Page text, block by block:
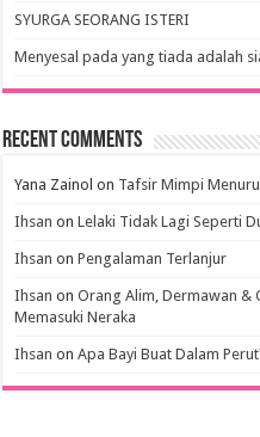
SYURGA SEORANG ISTERI
Menyesal pada yang tiada adalah
Recent Comments
Yana Zainol on Tafsir Mimpi
Ihsan onLelaki Tidak Lagi Seperti
Ihsan onPengalaman Terlanjur
Ihsan onOrang Alim, Dermawan &
Memasuki Neraka
Ihsan onApa Bayi Buat Dalam